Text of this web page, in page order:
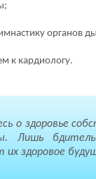
органов
к кардиологу.
о здоровье
Лишь
их здоровое